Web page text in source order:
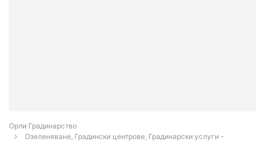
Орли Градинарство
Озеленяване, Градински центрове, Градинарски услуги -